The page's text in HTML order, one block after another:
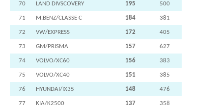
70 LAND DIVSCOVERY 195 500
71 M.BENZ/CLASSE C 184 381
72 VW/EXPRESS 172 405
73 GM/PRISMA 157 627
74 VOLVO/XC60 156 383
75 VOLVO/XC40 151 385
76 HYUNDAI/IX35 148 476
77 KIA/K2500 137 358